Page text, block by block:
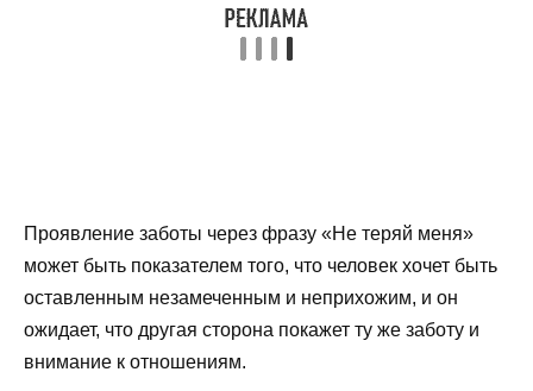
Проявление заботы через фразу «Не теряй меня»
может быть показателем того, что человек хочет быть
оставленным незамеченным и неприхожим, и он
ожидает, что другая сторона покажет ту же заботу и
внимание к отношениям.